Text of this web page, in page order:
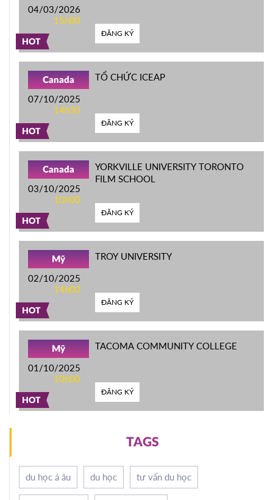
HOT
04/03/2026
15h00
ĐĂNG KÝ
HOT
Canada
07/10/2025
14h30
TỔ CHỨC ICEAP
ĐĂNG KÝ
HOT
Canada
03/10/2025
10h00
YORKVILLE UNIVERSITY TORONTO
FILM SCHOOL
ĐĂNG KÝ
HOT
Mỹ
02/10/2025
14h00
TROY UNIVERSITY
ĐĂNG KÝ
HOT
Mỹ
01/10/2025
10h00
TACOMA COMMUNITY COLLEGE
ĐĂNG KÝ
TAGS
du học á âu du học tư vấn du học